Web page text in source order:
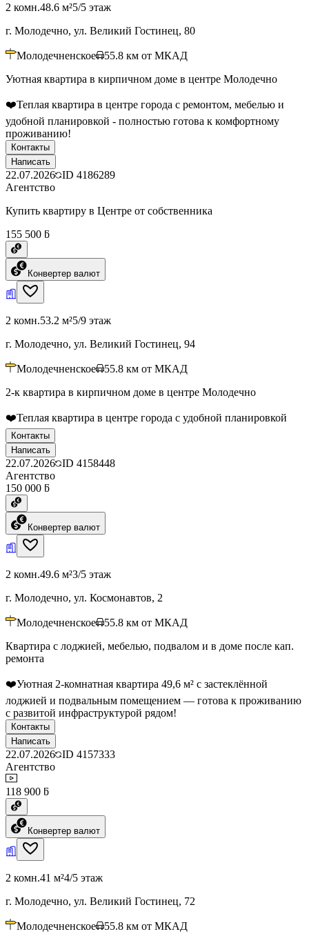
2 комн.48.6 м²5/5 этаж
г. Молодечно, ул. Великий Гостинец, 80
Молодечненское 55.8 км от МКАД
Уютная квартира в кирпичном доме в центре Молодечно
❤️Теплая квартира в центре города с ремонтом, мебелью и
удобной планировкой - полностью готова к комфортному
проживанию!
Контакты
Написать
22.07.2026 ID 4186289
Агентство
Купить квартиру в Центре от собственника
155 500 ƃ
Конвертер валют
2 комн.53.2 м²5/9 этаж
г. Молодечно, ул. Великий Гостинец, 94
Молодечненское 55.8 км от МКАД
2-к квартира в кирпичном доме в центре Молодечно
❤️Теплая квартира в центре города с удобной планировкой
Контакты
Написать
22.07.2026 ID 4158448
Агентство
150 000 ƃ
Конвертер валют
2 комн.49.6 м²3/5 этаж
г. Молодечно, ул. Космонавтов, 2
Молодечненское 55.8 км от МКАД
Квартира с лоджией, мебелью, подвалом и в доме после кап.
ремонта
❤️Уютная 2‑комнатная квартира 49,6 м² с застеклённой
лоджией и подвальным помещением — готова к проживанию
с развитой инфраструктурой рядом!
Контакты
Написать
22.07.2026 ID 4157333
Агентство
118 900 ƃ
Конвертер валют
2 комн.41 м²4/5 этаж
г. Молодечно, ул. Великий Гостинец, 72
Молодечненское 55.8 км от МКАД